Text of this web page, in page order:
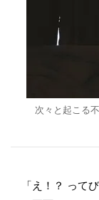
次々と起こる
「え！？ って